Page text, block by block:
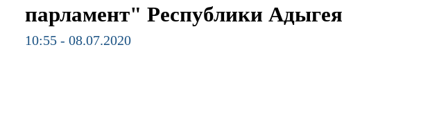
парламент" Республики Адыгея
10:55 - 08.07.2020